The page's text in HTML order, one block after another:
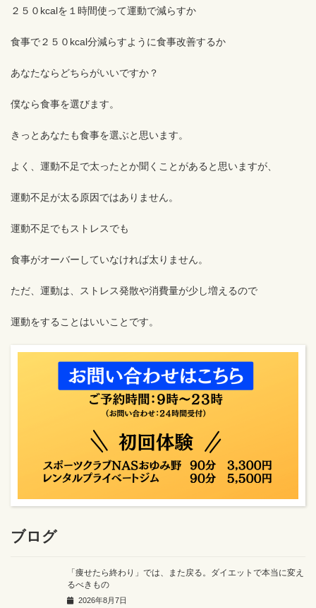
２５０kcalを１時間使って運動で減らすか
食事で２５０kcal分減らすように食事改善するか
あなたならどちらがいいですか？
僕なら食事を選びます。
きっとあなたも食事を選ぶと思います。
よく、運動不足で太ったとか聞くことがあると思いますが、
運動不足が太る原因ではありません。
運動不足でもストレスでも
食事がオーバーしていなければ太りません。
ただ、運動は、ストレス発散や消費量が少し増えるので
運動をすることはいいことです。
ブログ
「痩せたら終わり」では、また戻る。ダイエットで本当に変え
るべきもの
2026年8月7日